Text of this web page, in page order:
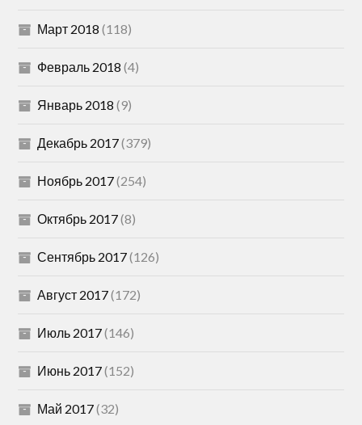
Март 2018 (118)
Февраль 2018 (4)
Январь 2018 (9)
Декабрь 2017(379)
Ноябрь 2017(254)
Октябрь 2017(8)
Сентябрь 2017(126)
Август 2017(172)
Июль 2017(146)
Июнь 2017(152)
Май 2017(32)